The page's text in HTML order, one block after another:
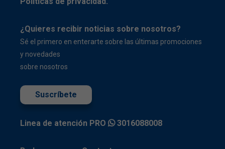
¿Quieres recibir noticias sobre nosotros?
Sé el primero en enterarte sobre las últimas promociones
y novedades
sobre nosotros
Suscríbete
Linea de atención PRO 3016088008